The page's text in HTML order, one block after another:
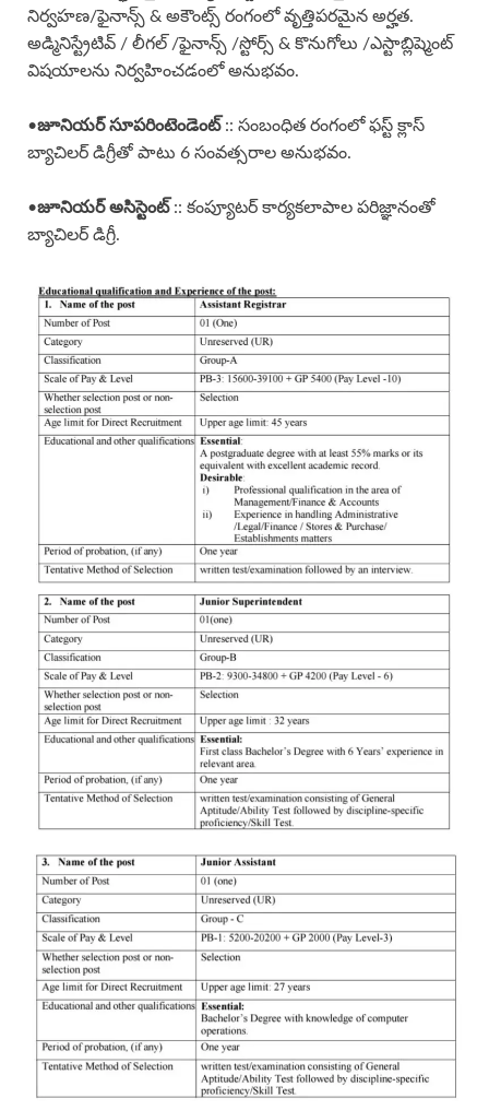
నిర్వహణ/ఫైనాన్స్ & అకౌంట్స్ రంగంలో వృత్తిపరమైన అర్హత.
అడ్మినిస్ట్రేటివ్ / లీగల్ /ఫైనాన్స్ /స్టోర్స్ & కొనుగోలు /ఎస్టాబ్లిష్మెంట్
విషయాలను నిర్వహించడంలో అనుభవం.
•జూనియర్ సూపరింటెండెంట్:: సంబంధిత రంగంలో ఫస్ట్ క్లాస్
బ్యాచిలర్ డిగ్రీతో పాటు 6 సంవత్సరాల అనుభవం.
•జూనియర్ అసిస్టెంట్ :: కంప్యూటర్ కార్యకలాపాల పరిజ్ఞానంతో
బ్యాచిలర్ డిగ్రీ.